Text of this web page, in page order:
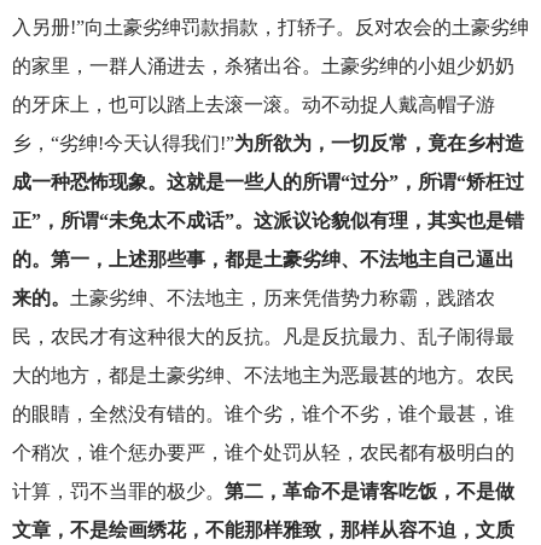
入另册!”向土豪劣绅罚款捐款，打轿子。反对农会的土豪劣绅
的家里，一群人涌进去，杀猪出谷。土豪劣绅的小姐少奶奶
的牙床上，也可以踏上去滚一滚。动不动捉人戴高帽子游
乡，“劣绅!今天认得我们!”为所欲为，一切反常，竟在乡村造
成一种恐怖现象。这就是一些人的所谓“过分”，所谓“矫枉过
正”，所谓“未免太不成话”。这派议论貌似有理，其实也是错
的。第一，上述那些事，都是土豪劣绅、不法地主自己逼出
来的。 土豪劣绅、不法地主，历来凭借势力称霸，践踏农
民，农民才有这种很大的反抗。凡是反抗最力、乱子闹得最
大的地方，都是土豪劣绅、不法地主为恶最甚的地方。农民
的眼睛，全然没有错的。谁个劣，谁个不劣，谁个最甚，谁
个稍次，谁个惩办要严，谁个处罚从轻，农民都有极明白的
计算，罚不当罪的极少。 第二，革命不是请客吃饭，不是做
文章，不是绘画绣花，不能那样雅致，那样从容不迫，文质